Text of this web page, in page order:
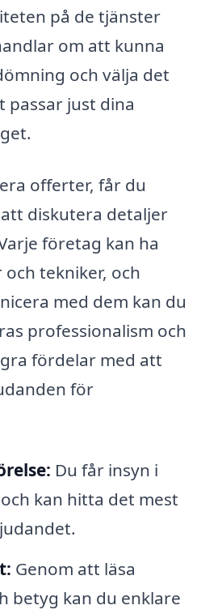
på de tjänster
om att kunna
och välja det
passar just dina
offerter, får du
diskutera detaljer
företag kan ha
tekniker, och
med dem kan du
professionalism och
fördelar med att
för
Du får insyn i
kan hitta det mest
Genom att läsa
betyg kan du enklare